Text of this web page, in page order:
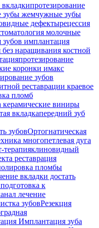
протезирование
зубы жемчужные зубы
дефектырецессия
молочные
имплантация
без наращивания костной
протезирование
коронки имакс
зубов
реставрации краевое
пломб
керамические виниры
вкладкапередний зуб
зубовОртогнатическая
многопетлевая дуга
терапияклиновидный
реставрация
пломбы
вкладки достать
подготовка к
лечение
зубовРезекция
Имплантация зуба